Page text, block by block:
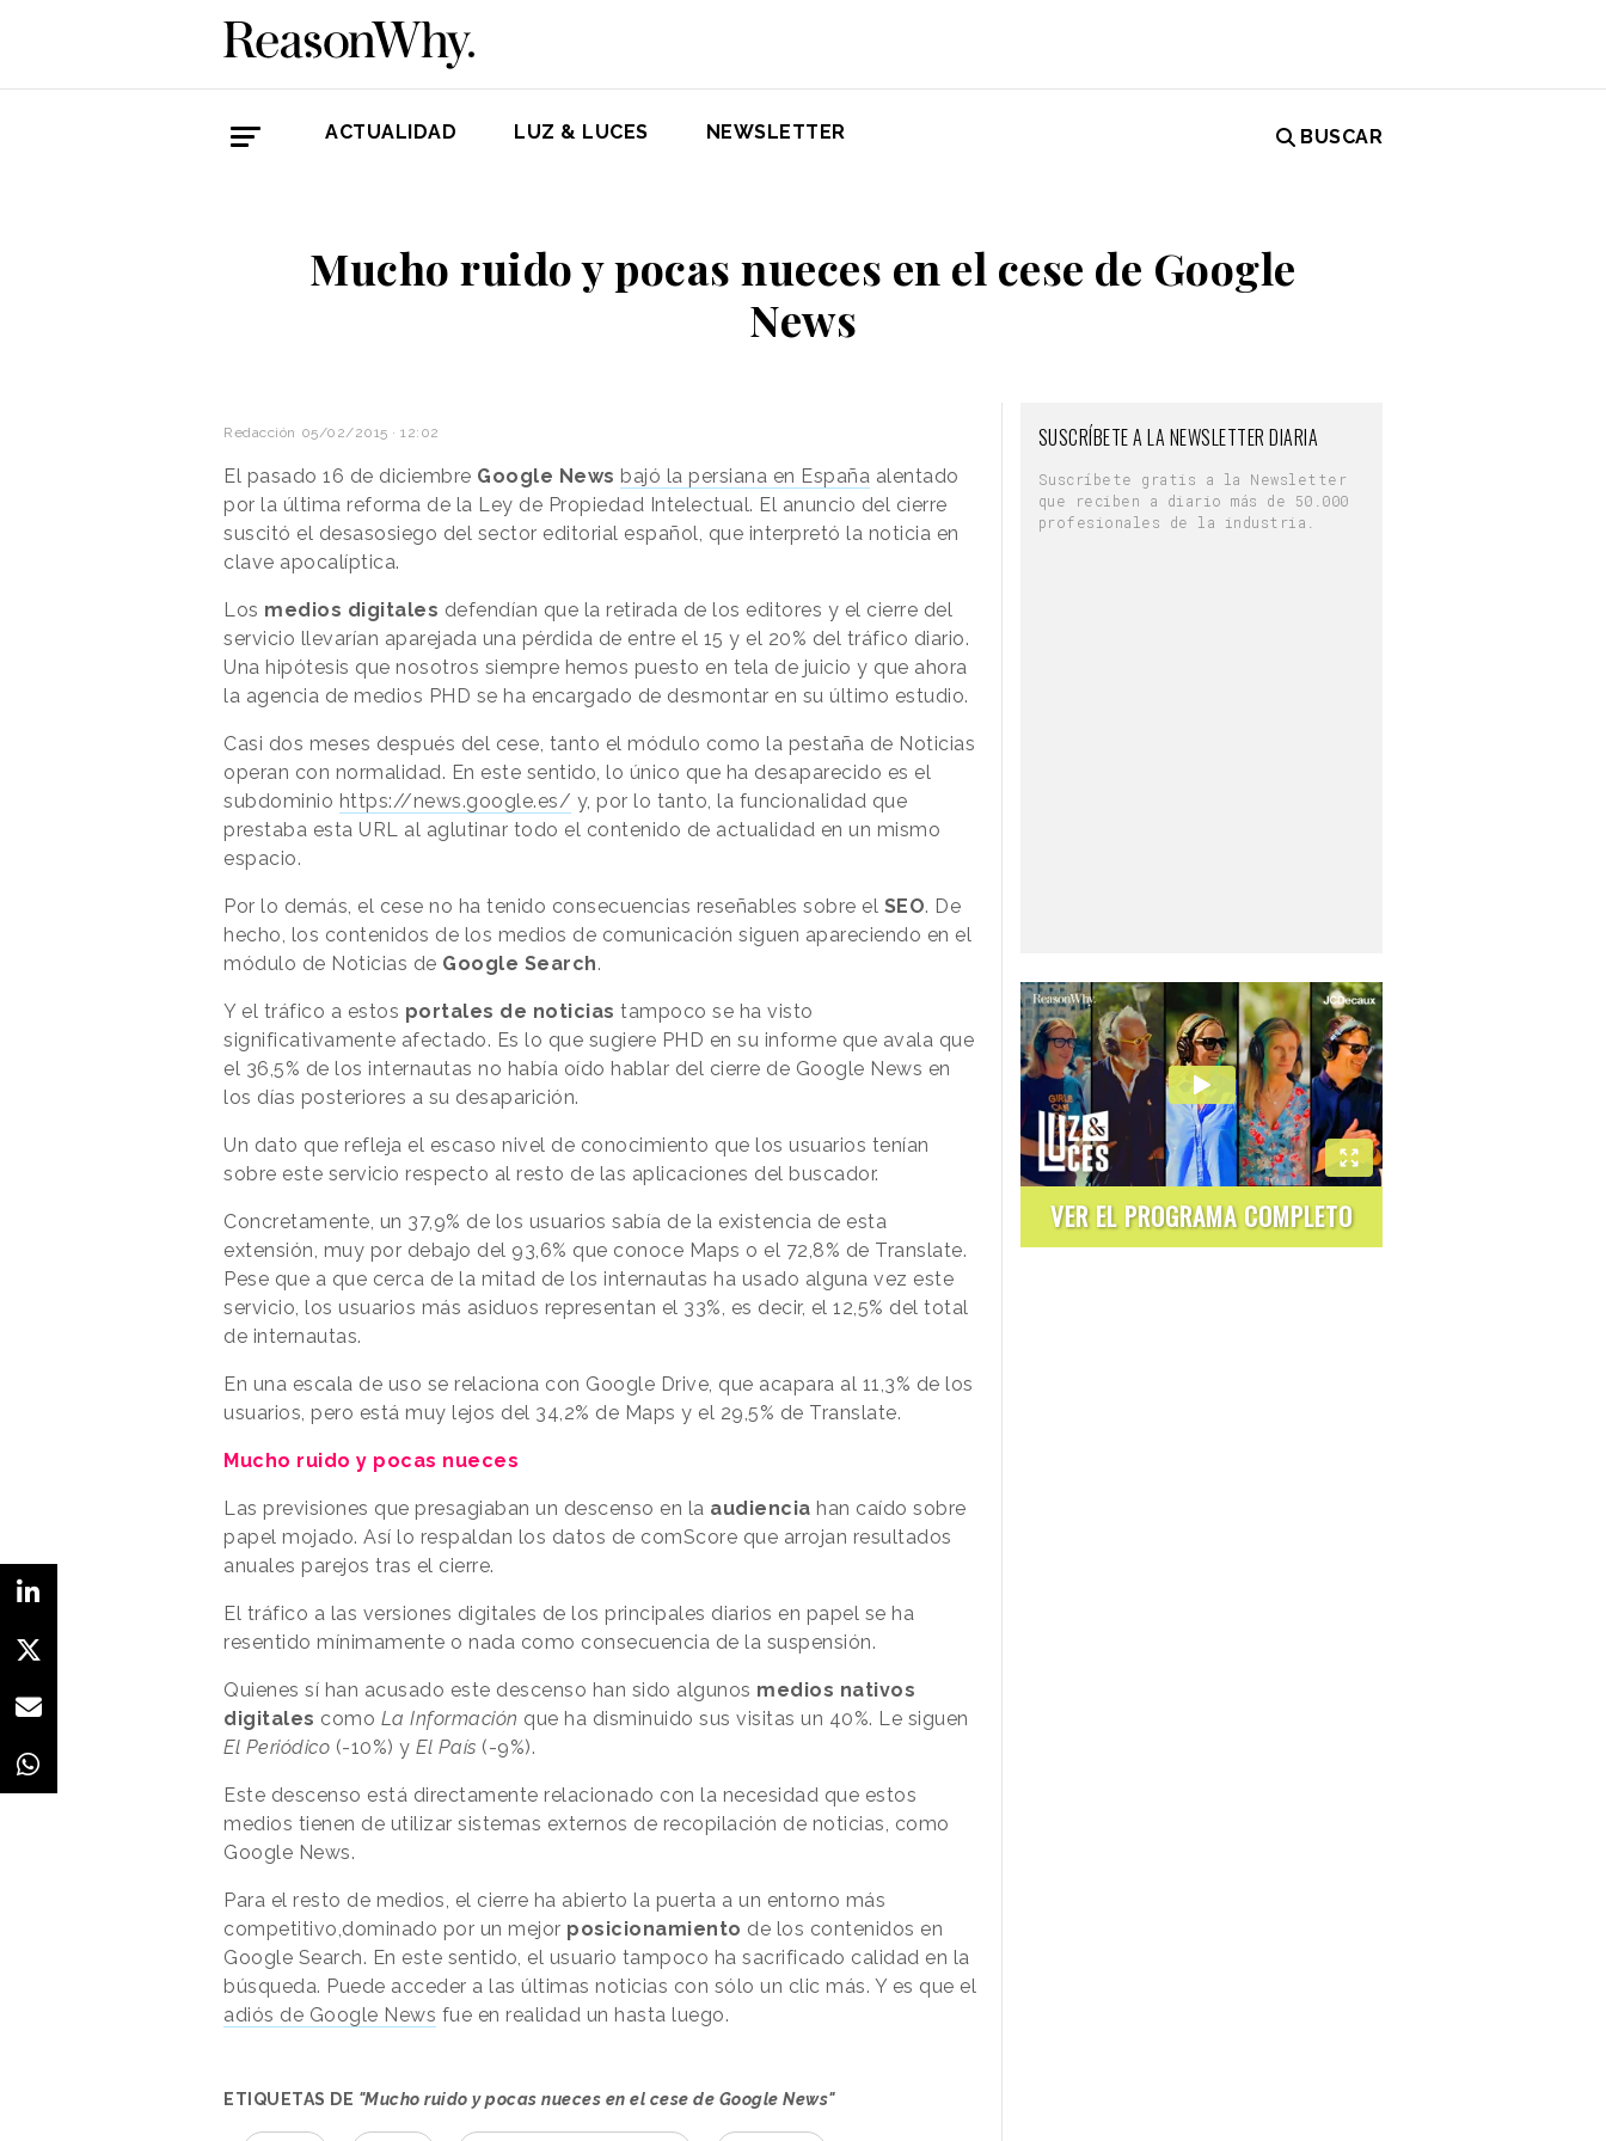
ACTUALIDAD LUZ & LUCES NEWSLETTER BUSCAR
Mucho ruido y pocas nueces en el cese de Google
News
Redacción 05/02/2015 · 12:02
El pasado 16 de diciembre Google News bajó la persiana en España alentado
por la última reforma de la Ley de Propiedad Intelectual. El anuncio del cierre
suscitó el desasosiego del sector editorial español, que interpretó la noticia en
clave apocalíptica.
Los medios digitales defendían que la retirada de los editores y el cierre del
servicio llevarían aparejada una pérdida de entre el 15 y el 20% del tráfico diario.
Una hipótesis que nosotros siempre hemos puesto en tela de juicio y que ahora
la agencia de medios PHD se ha encargado de desmontar en su último estudio.
Casi dos meses después del cese, tanto el módulo como la pestaña de Noticias
operan con normalidad. En este sentido, lo único que ha desaparecido es el
subdominio https://news.google.es/ y, por lo tanto, la funcionalidad que
prestaba esta URL al aglutinar todo el contenido de actualidad en un mismo
espacio.
Por lo demás, el cese no ha tenido consecuencias reseñables sobre el SEO. De
hecho, los contenidos de los medios de comunicación siguen apareciendo en el
módulo de Noticias de Google Search.
Y el tráfico a estos portales de noticias tampoco se ha visto
significativamente afectado. Es lo que sugiere PHD en su informe que avala que
el 36,5% de los internautas no había oído hablar del cierre de Google News en
los días posteriores a su desaparición.
Un dato que refleja el escaso nivel de conocimiento que los usuarios tenían
sobre este servicio respecto al resto de las aplicaciones del buscador.
Concretamente, un 37,9% de los usuarios sabía de la existencia de esta
extensión, muy por debajo del 93,6% que conoce Maps o el 72,8% de Translate.
Pese que a que cerca de la mitad de los internautas ha usado alguna vez este
servicio, los usuarios más asiduos representan el 33%, es decir, el 12,5% del total
de internautas.
En una escala de uso se relaciona con Google Drive, que acapara al 11,3% de los
usuarios, pero está muy lejos del 34,2% de Maps y el 29,5% de Translate.
Mucho ruido y pocas nueces
Las previsiones que presagiaban un descenso en la audiencia han caído sobre
papel mojado. Así lo respaldan los datos de comScore que arrojan resultados
anuales parejos tras el cierre.
El tráfico a las versiones digitales de los principales diarios en papel se ha
resentido mínimamente o nada como consecuencia de la suspensión.
Quienes sí han acusado este descenso han sido algunos medios nativos
digitales como La Información que ha disminuido sus visitas un 40%. Le siguen
El Periódico (-10%) y El País (-9%).
Este descenso está directamente relacionado con la necesidad que estos
medios tienen de utilizar sistemas externos de recopilación de noticias, como
Google News.
Para el resto de medios, el cierre ha abierto la puerta a un entorno más
competitivo,dominado por un mejor posicionamiento de los contenidos en
Google Search. En este sentido, el usuario tampoco ha sacrificado calidad en la
búsqueda. Puede acceder a las últimas noticias con sólo un clic más. Y es que el
adiós de Google News fue en realidad un hasta luego.
ETIQUETAS DE "Mucho ruido y pocas nueces en el cese de Google News"
SUSCRÍBETE A LA NEWSLETTER DIARIA
Suscríbete gratis a la Newsletter
que reciben a diario más de 50.000
profesionales de la industria.
VER EL PROGRAMA COMPLETO